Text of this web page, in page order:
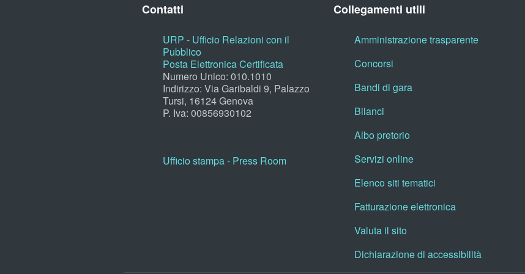
Contatti
URP - Ufficio Relazioni con il
Pubblico
Posta Elettronica Certificata
Numero Unico: 010.1010
Indirizzo: Via Garibaldi 9, Palazzo
Tursi, 16124 Genova
P. Iva: 00856930102
Ufficio stampa - Press Room
Collegamenti utili
Amministrazione trasparente
Concorsi
Bandi di gara
Bilanci
Albo pretorio
Servizi online
Elenco siti tematici
Fatturazione elettronica
Valuta il sito
Dichiarazione di accessibilità